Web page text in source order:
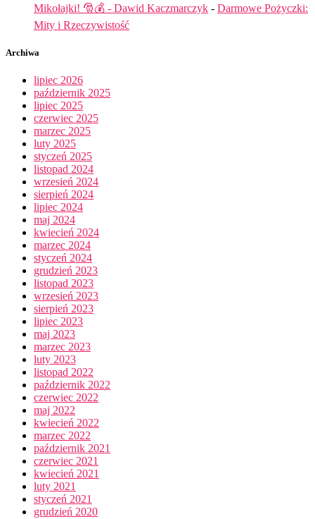
Mikołajki! 🎅💰 - Dawid Kaczmarczyk - Darmowe Pożyczki:
Mity i Rzeczywistość
Archiwa
lipiec 2026
październik 2025
lipiec 2025
czerwiec 2025
marzec 2025
luty 2025
styczeń 2025
listopad 2024
wrzesień 2024
sierpień 2024
lipiec 2024
maj 2024
kwiecień 2024
marzec 2024
styczeń 2024
grudzień 2023
listopad 2023
wrzesień 2023
sierpień 2023
lipiec 2023
maj 2023
marzec 2023
luty 2023
listopad 2022
październik 2022
czerwiec 2022
maj 2022
kwiecień 2022
marzec 2022
październik 2021
czerwiec 2021
kwiecień 2021
luty 2021
styczeń 2021
grudzień 2020